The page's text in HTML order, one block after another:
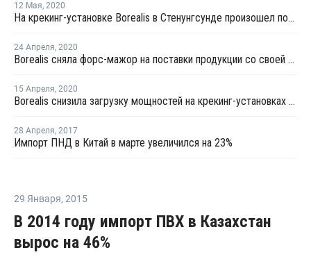
12 Мая, 2020
На крекинг-установке Borealis в Стенунгсунде произошел пожар
24 Апреля, 2020
Borealis сняла форс-мажор на поставки продукции со своей крекинг-установки в Стенунгсунде
15 Апреля, 2020
Borealis снизила загрузку мощностей на крекинг-установках в Швеции и Финляндии из-за коронавируса
28 Апреля, 2017
Импорт ПНД в Китай в марте увеличился на 23%
29 Января, 2015
В 2014 году импорт ПВХ в Казахстан
вырос на 46%